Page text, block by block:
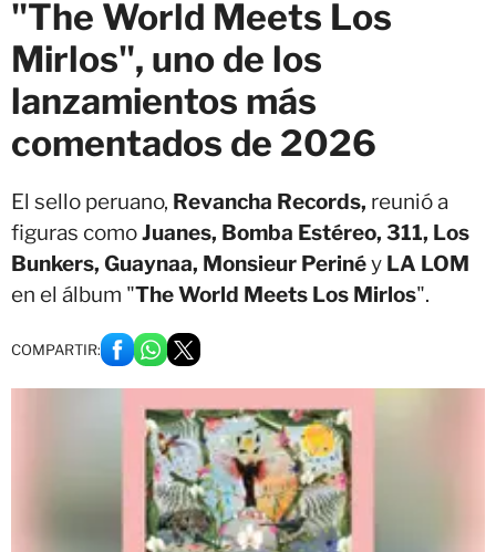
"The World Meets Los
Mirlos", uno de los
lanzamientos más
comentados de 2026
El sello peruano, Revancha Records, reunió a
figuras comoJuanes, Bomba Estéreo, 311, Los
Bunkers, Guaynaa, Monsieur Perinéy LA LOM
en el álbum "The World Meets Los Mirlos".
COMPARTIR: